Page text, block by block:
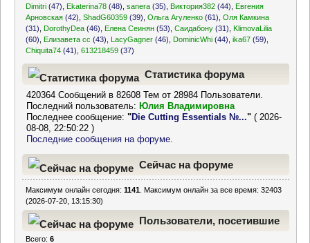
Dimitri (47) Ekaterina78 (48) ,sanera (35) Виктория382 (44)
Евгения
Арновская (42) ,ShadG60359 (39) ,Ольга Агуленко (61) ,Оля Камкина
(31)
DorothyDea (46) Елена Сеинян (53) ,Саидабону (31)
KlimovaLilia
(60)
Елизавета сс (43) LacyGagner (46) DominicWhi (44) ,ika67 (59)
Chiquita74 (41) ,613218459 (37)
Статистика форума
420364 Сообщений в 82608 Тем от 28984 Пользователи.
Последний пользователь: Юлия Владимировна
Последнее сообщение:"Die Cutting Essentials №..." ( 2026-
08-08, 22:50:22 )
Последние сообщения на форуме.
Сейчас на форуме
Максимум онлайн сегодня:1141 . Максимум онлайн за все время: 32403
(2026-07-20, 13:15:30)
Пользователи, посетившие
Всего:6